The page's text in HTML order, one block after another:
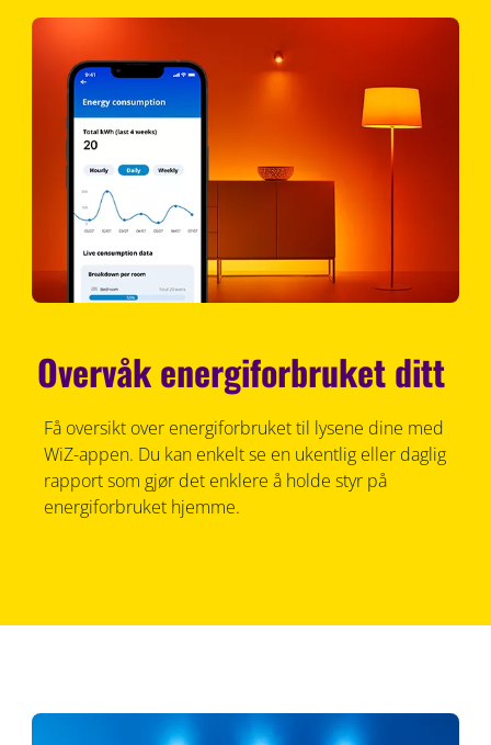
Overvåk energiforbruket ditt
Få oversikt over energiforbruket til lysene dine med
WiZ-appen. Du kan enkelt se en ukentlig eller daglig
rapport som gjør det enklere å holde styr på
energiforbruket hjemme.